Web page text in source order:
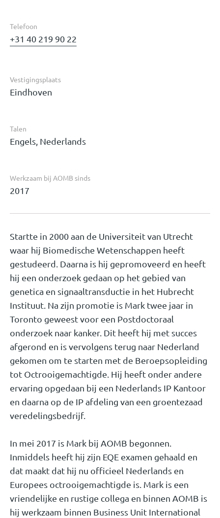
Telefoon
+31 40 219 90 22
Vestigingsplaats
Eindhoven
Talen
Engels, Nederlands
Werkzaam bij AOMB sinds
2017
Startte in 2000 aan de Universiteit van Utrecht
waar hij Biomedische Wetenschappen heeft
gestudeerd. Daarna is hij gepromoveerd en heeft
hij een onderzoek gedaan op het gebied van
genetica en signaaltransductie in het Hubrecht
Instituut. Na zijn promotie is Mark twee jaar in
Toronto geweest voor een Postdoctoraal
onderzoek naar kanker. Dit heeft hij met succes
afgerond en is vervolgens terug naar Nederland
gekomen om te starten met de Beroepsopleiding
tot Octrooigemachtigde. Hij heeft onder andere
ervaring opgedaan bij een Nederlands IP Kantoor
en daarna op de IP afdeling van een groentezaad
veredelingsbedrijf.
In mei 2017 is Mark bij AOMB begonnen.
Inmiddels heeft hij zijn EQE examen gehaald en
dat maakt dat hij nu officieel Nederlands en
Europees octrooigemachtigde is. Mark is een
vriendelijke en rustige collega en binnen AOMB is
hij werkzaam binnen Business Unit International